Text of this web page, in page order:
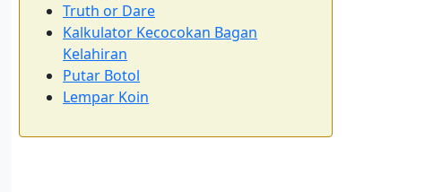
Truth or Dare
Kalkulator Kecocokan Bagan
Kelahiran
Putar Botol
Lempar Koin